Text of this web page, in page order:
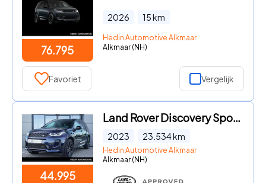
76.795
2026 15km
Hedin Automotive Alkmaar
Alkmaar (NH)
Favoriet Vergelijk
44.995
Land Rover Discovery Sport - 1.5 P300e PHEV Dynamic SE | Elektrische trekhaak | Cold Clim
2023 23.534km
Hedin Automotive Alkmaar
Alkmaar (NH)